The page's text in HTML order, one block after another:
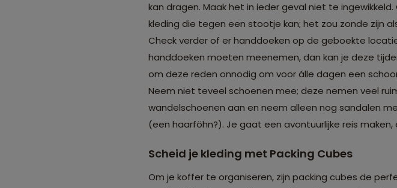
kan dragen. Maak het in ieder geval niet te
kleding die tegen een stootje kan; het zou zonde zijn
Check verder of er handdoeken op de geboekte
handdoeken moeten meenemen, dan kan je deze
om deze reden onnodig om voor álle dagen een
Neem niet teveel schoenen mee; deze nemen veel
wandelschoenen aan en neem alleen nog sandalen
(een haarföhn?). Je gaat een avontuurlijke reis
Scheid je kleding met Packing Cubes
Om je koffer te organiseren, zijn packing cubes de